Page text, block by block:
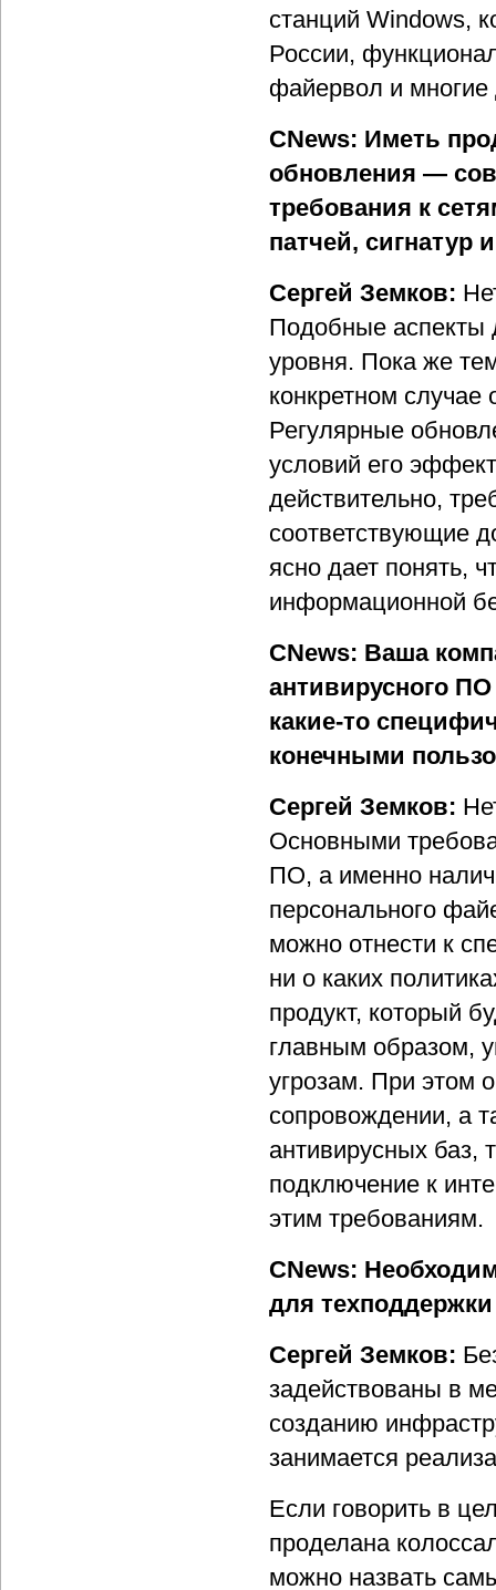
станций Windows,
России,
файервол и многие
CNews: Иметь
обновления —
требования к
патчей, сигнатур
Сергей Земков:
Подобные аспекты
уровня. Пока же
конкретном случае
Регулярные
условий его
действительно,
соответствующие
ясно дает понять,
информационной
CNews: Ваша
антивирусного
какие-то
конечными
Сергей Земков:
Основными
ПО, а именно
персонального
можно отнести к
ни о каких
продукт, который
главным образом,
угрозам. При этом
сопровождении, а
антивирусных баз,
подключение к
этим требованиям.
CNews:
для
Сергей Земков:
задействованы в
созданию
занимается
Если говорить в
проделана
можно назвать